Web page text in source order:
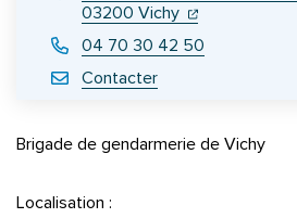
03200 Vichy (ouverture
(ouverture
04 70 30 42 50
Contacter
Brigade de gendarmerie de Vichy
Localisation :